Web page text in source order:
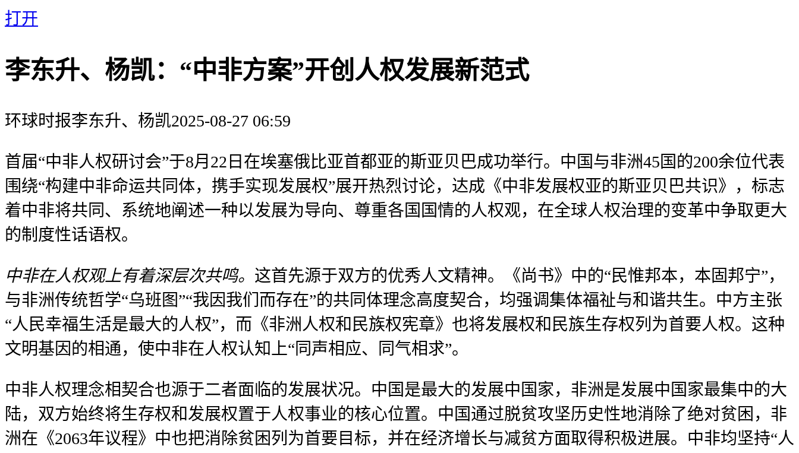
打开
李东升、杨凯：“中非方案”开创人权发展新范式
环球时报李东升、杨凯2025-08-27 06:59
首届“中非人权研讨会”于8月22日在埃塞俄比亚首都亚的斯亚贝巴成功举行。中国与非洲45国的200余位代表
围绕“构建中非命运共同体，携手实现发展权”展开热烈讨论，达成《中非发展权亚的斯亚贝巴共识》，标志
着中非将共同、系统地阐述一种以发展为导向、尊重各国国情的人权观，在全球人权治理的变革中争取更大
的制度性话语权。
中非在人权观上有着深层次共鸣。 这首先源于双方的优秀人文精神。《尚书》中的“民惟邦本，本固邦宁”，
与非洲传统哲学“乌班图”“我因我们而存在”的共同体理念高度契合，均强调集体福祉与和谐共生。中方主张
“人民幸福生活是最大的人权”，而《非洲人权和民族权宪章》也将发展权和民族生存权列为首要人权。这种
文明基因的相通，使中非在人权认知上“同声相应、同气相求”。
中非人权理念相契合也源于二者面临的发展状况。中国是最大的发展中国家，非洲是发展中国家最集中的大
陆，双方始终将生存权和发展权置于人权事业的核心位置。中国通过脱贫攻坚历史性地消除了绝对贫困，非
洲在《2063年议程》中也把消除贫困列为首要目标，并在经济增长与减贫方面取得积极进展。中非均坚持“人